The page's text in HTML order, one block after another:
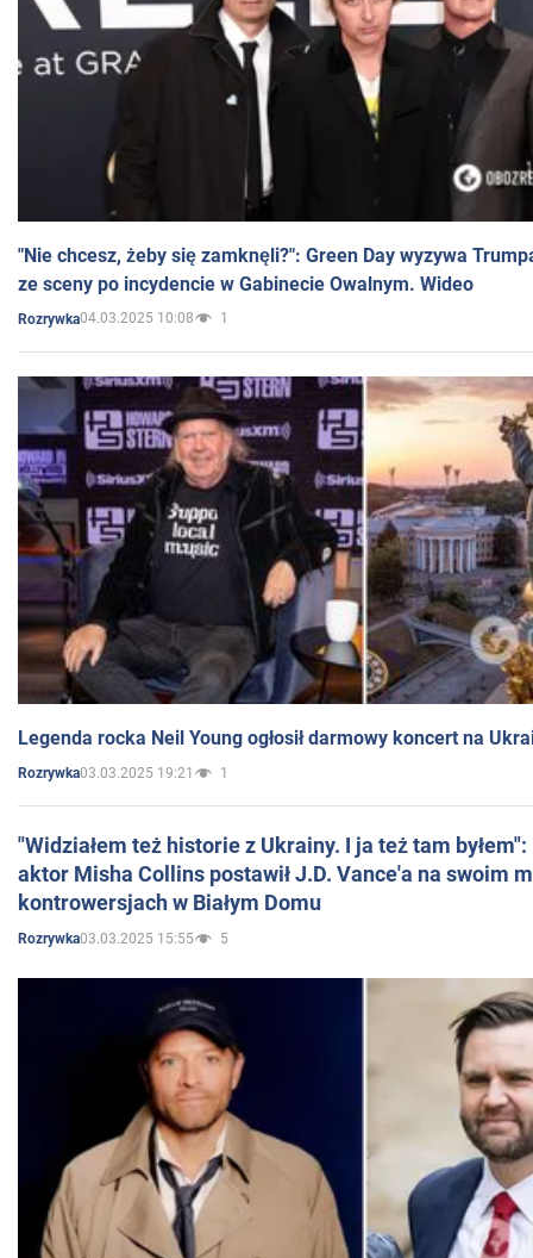
"Nie chcesz, żeby się zamknęli?": Green Day wyzywa
ze sceny po incydencie w Gabinecie Owalnym. Wideo
Rozrywka04.03.2025 10:08 1
Legenda rocka Neil Young ogłosił darmowy koncert na
Rozrywka03.03.2025 19:21 1
"Widziałem też historie z Ukrainy. I ja też tam
aktor Misha Collins postawił J.D. Vance'a na swoim
kontrowersjach w Białym Domu
Rozrywka03.03.2025 15:55 5